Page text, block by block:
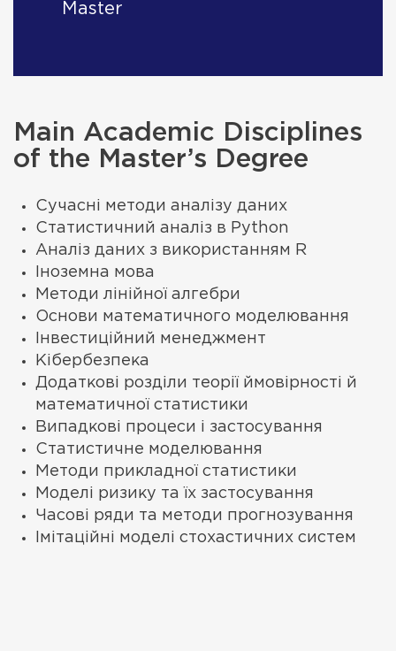
Master
Main Academic Disciplines
of the Master’s Degree
Сучасні методи аналізу даних
Статистичний аналіз в Python
Аналіз даних з використанням R
Іноземна мова
Методи лінійної алгебри
Основи математичного моделювання
Інвестиційний менеджмент
Кібербезпека
Додаткові розділи теорії ймовірності й
математичної статистики
Випадкові процеси і застосування
Статистичне моделювання
Методи прикладної статистики
Моделі ризику та їх застосування
Часові ряди та методи прогнозування
Імітаційні моделі стохастичних систем